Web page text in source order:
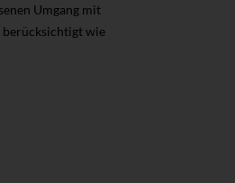
Umgang mit
berücksichtigt wie